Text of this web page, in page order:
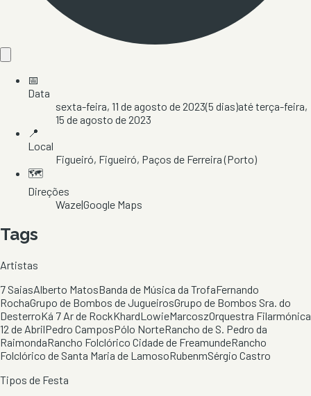
📅
Data
sexta-feira, 11 de agosto de 2023(5 dias)atéterça-feira,
15 de agosto de 2023
📍
Local
Figueiró, Figueiró, Paços de Ferreira(Porto)
🗺️
Direções
Waze|Google Maps
Tags
Artistas
7 SaiasAlberto MatosBanda de Música da TrofaFernando
RochaGrupo de Bombos de JugueirosGrupo de Bombos Sra. do
DesterroKá 7 Ar de RockKhardLowieMarcoszOrquestra Filarmónica
12 de AbrilPedro CamposPólo NorteRancho de S. Pedro da
RaimondaRancho Folclórico Cidade de FreamundeRancho
Folclórico de Santa Maria de LamosoRubenmSérgio Castro
Tipos de Festa